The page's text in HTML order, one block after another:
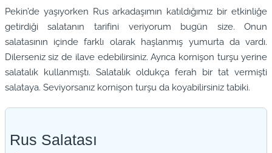
Pekin’de yaşıyorken Rus arkadaşımın katıldığımız bir etkinliğe
getirdiği salatanın tarifini veriyorum bugün size. Onun
salatasının içinde farklı olarak haşlanmış yumurta da vardı.
Dilerseniz siz de ilave edebilirsiniz. Ayrıca kornişon turşu yerine
salatalık kullanmıştı. Salatalık oldukça ferah bir tat vermişti
salataya. Seviyorsanız kornişon turşu da koyabilirsiniz tabiki.
Rus Salatası